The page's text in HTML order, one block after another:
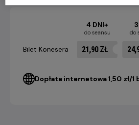
4 DNI+
do seansu do
Bilet Konesera 21,90 ZŁ
Dopłata internetowa 1,50 zł/1